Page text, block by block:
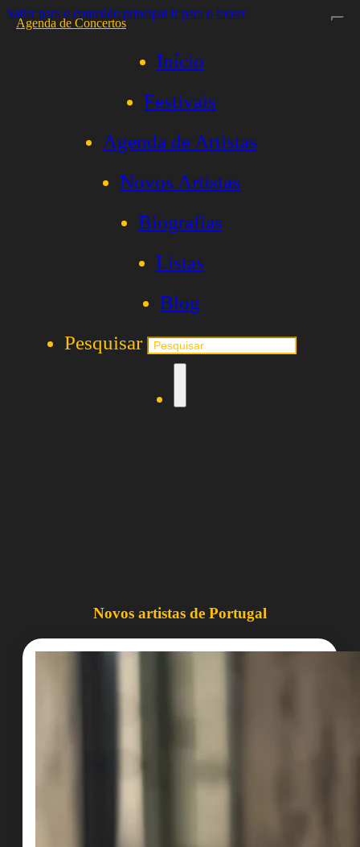
Saltar para o conteúdo principal Ir para o footer
Agenda de Concertos
Início
Festivais
Agenda de Artistas
Novos Artistas
Biografias
Listas
Blog
Pesquisar
Novos artistas de Portugal